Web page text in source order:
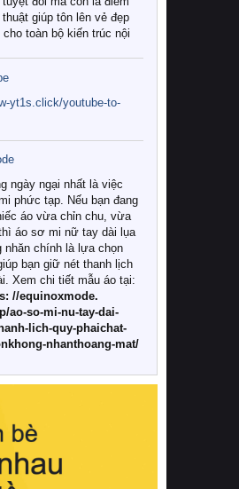
thuật giúp tôn lên vẻ đẹp
cho toàn bộ kiến trúc nội
thị trường đa dạng
hiệu và mẫu mã
làm thế nào để chọn
bộ chăn ga gối đệm cao
chất lượng, phù hợp với
cầu sử dụng của gia
chúng tôi đi tìm lời
tiết qua bài viết dưới đây.
các gia đình hiện đại lại ưa
ga gối đệm cao cấp?
dòng sản phẩm thông
bộ chăn ga gối đệm
qua quy trình sản xuất
từ khâu chọn lọc nguyên
đến công nghệ dệt
đại không chứa hóa chất
cảm nhận rõ rệt sự khác
của phần đệm nâng đỡ
việc lựa chọn các dòng
yt1s.click/youtube-to-
ngày ngại nhất là việc
phức tạp. Nếu bạn đang
áo vừa chỉn chu, vừa
áo sơ mi nữ tay dài lụa
nhăn chính là lựa chọn
bạn giữ nét thanh lịch
Xem chi tiết mẫu áo tại:
//equinoxmode.
ao-so-mi-nu-tay-dai-
lich-quy-phaichat-
nhanthoang-mat/